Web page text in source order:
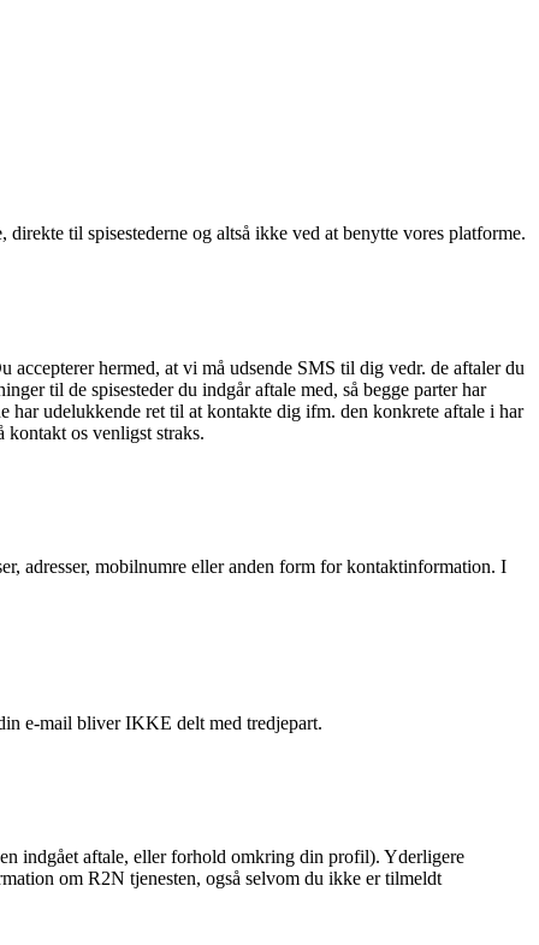
til spisestederne og altså ikke ved at benytte vores platforme.
hermed, at vi må udsende SMS til dig vedr. de aftaler du
til de spisesteder du indgår aftale med, så begge parter har
udelukkende ret til at kontakte dig ifm. den konkrete aftale i har
kontakt os venligst straks.
adresser, mobilnumre eller anden form for kontaktinformation. I
e-mail bliver IKKE delt med tredjepart.
indgået aftale, eller forhold omkring din profil). Yderligere
om R2N tjenesten, også selvom du ikke er tilmeldt